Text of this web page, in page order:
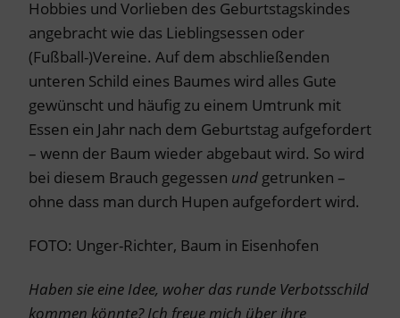
Hobbies und Vorlieben des Geburtstagskindes
angebracht wie das Lieblingsessen oder
(Fußball-)Vereine. Auf dem abschließenden
unteren Schild eines Baumes wird alles Gute
gewünscht und häufig zu einem Umtrunk mit
Essen ein Jahr nach dem Geburtstag aufgefordert
– wenn der Baum wieder abgebaut wird. So wird
bei diesem Brauch gegessen und getrunken –
ohne dass man durch Hupen aufgefordert wird.
FOTO: Unger-Richter, Baum in Eisenhofen
Haben sie eine Idee, woher das runde Verbotsschild
kommen könnte? Ich freue mich über ihre